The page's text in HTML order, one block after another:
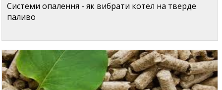
Системи опалення - як вибрати котел на тверде
паливо